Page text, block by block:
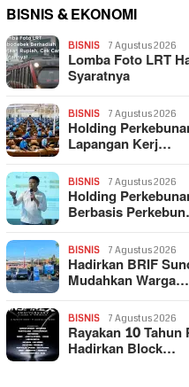
BISNIS & EKONOMI
BISNIS 7 Agustus 2026
Lomba Foto LRT
Syaratnya
BISNIS 7 Agustus 2026
Holding
Lapangan Kerj…
BISNIS 7 Agustus 2026
Holding
Berbasis
BISNIS 7 Agustus 2026
Hadirkan BRIF
Mudahkan Warga…
BISNIS 7 Agustus 2026
Rayakan 10
Hadirkan Block…